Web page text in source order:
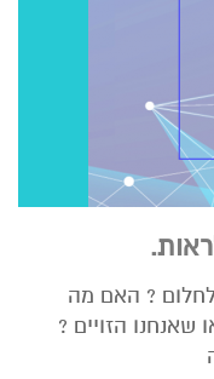
? האם מה
שאנחנו הזויים ?